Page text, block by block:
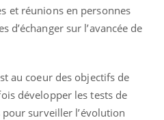
et réunions en personnes
d’échanger sur l’avancée de
au coeur des objectifs de
développer les tests de
surveiller l’évolution